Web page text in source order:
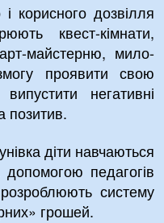
корисного дозвілля
квест-кімнати,
майстерню, мило-
проявити свою
негативні
позитив.
діти навчаються
допомогою педагогів
систему
грошей.